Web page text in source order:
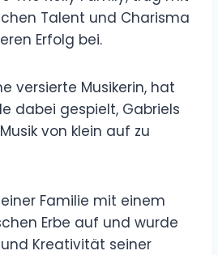
Talent und Charisma
Erfolg bei.
versierte Musikerin, hat
dabei gespielt, Gabriels
von klein auf zu
Familie mit einem
Erbe auf und wurde
Kreativität seiner